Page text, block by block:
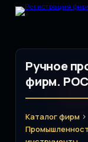
Ручное
фирм.
Каталог фирм >